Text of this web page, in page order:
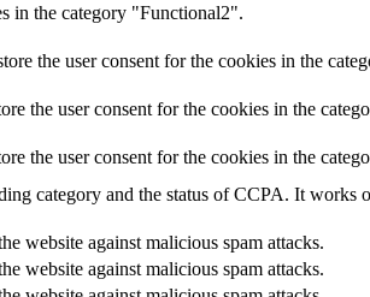
in the category "Functional2".
the user consent for the cookies in the
the user consent for the cookies in the
the user consent for the cookies in the
category and the status of CCPA. It
website against malicious spam attacks.
website against malicious spam attacks.